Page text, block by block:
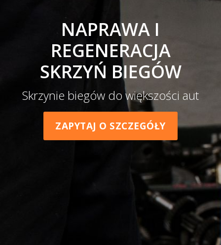
NAPRAWA I
REGENERACJA
SKRZYŃ BIEGÓW
Skrzynie biegów do większości aut
ZAPYTAJ O SZCZEGÓŁY